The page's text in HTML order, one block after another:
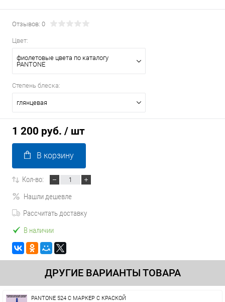
Отзывов: 0
Цвет:
фиолетовые цвета по каталогу
PANTONE
Степень блеска:
глянцевая
1 200 руб. / шт
В корзину
Кол-во:
Нашли дешевле
Рассчитать доставку
В наличии
ДРУГИЕ ВАРИАНТЫ ТОВАРА
PANTONE 524 C МАРКЕР С КРАСКОЙ